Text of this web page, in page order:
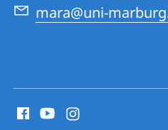
mara@uni-
Media